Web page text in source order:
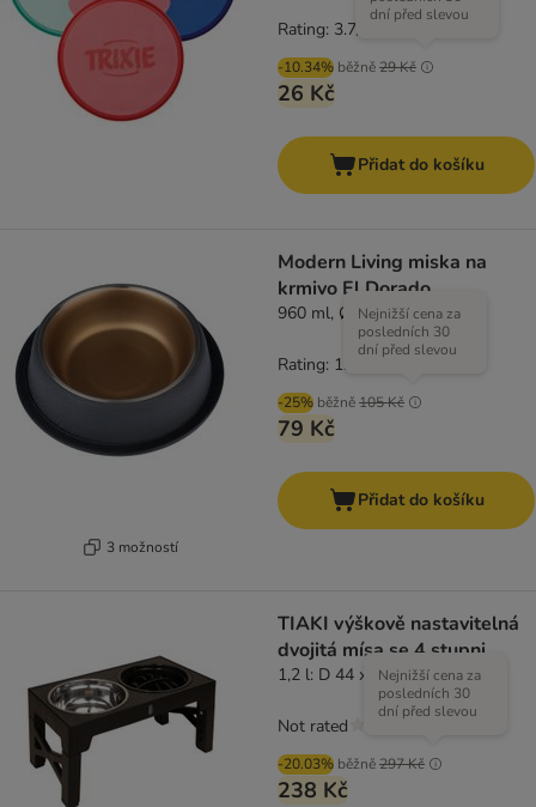
-10.34% běžně29 Kč
dní před slevou
26 Kč
Rating: 3.7/5
Přidat do košíku
3 možností
Modern Living miska na
krmivo El Dorado
960 ml, Ø 26 cm
-25% běžně105 Kč
Nejnižší cena za
posledních 30
dní před slevou
79 Kč
Rating: 1.8/5
Přidat do košíku
TIAKI výškově nastavitelná
dvojitá mísa se 4 stupni
1,2 l: D 44 x Š 24 x V 8 cm
-20.03% běžně297 Kč
Nejnižší cena za
posledních 30
dní před slevou
238 Kč
Not rated